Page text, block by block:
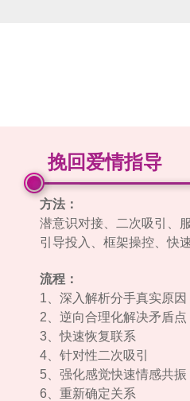
挽回爱情指导
方法：
潜意识对接、二次吸引、
引导投入、框架操控、快
流程：
1、深入解析分手真实原因
2、逆向合理化解决矛盾点
3、快速恢复联系
4、针对性二次吸引
5、强化感觉快速情感共振
6、重新确定关系